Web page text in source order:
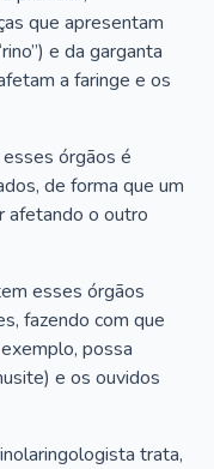
que apresentam
e da garganta
a faringe e os
órgãos é
de forma que um
afetando o outro
esses órgãos
fazendo com que
possa
e os ouvidos
trata,